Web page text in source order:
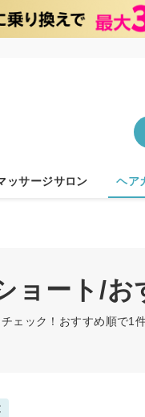
ッサージサロン ヘア
ョート/
ェック！おすすめ順で1